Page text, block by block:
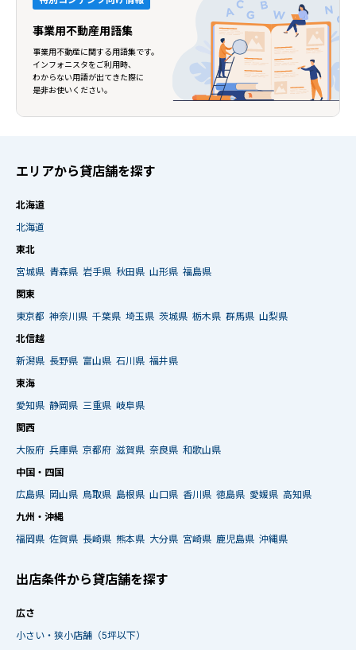
事業用不動産用語集
事業用不動産に関する用語集です。
インフォニスタをご利用時、
わからない用語が出てきた際に
是非お使いください。
エリアから貸店舗を探す
北海道
北海道
東北
宮城県 青森県 岩手県 秋田県 山形県 福島県
関東
東京都 神奈川県 千葉県 埼玉県 茨城県 栃木県 群馬県 山梨県
北信越
新潟県 長野県 富山県 石川県 福井県
東海
愛知県 静岡県 三重県 岐阜県
関西
大阪府 兵庫県 京都府 滋賀県 奈良県 和歌山県
中国・四国
広島県 岡山県 鳥取県 島根県 山口県 香川県 徳島県 愛媛県 高知県
九州・沖縄
福岡県 佐賀県 長崎県 熊本県 大分県 宮崎県 鹿児島県 沖縄県
出店条件から貸店舗を探す
広さ
小さい・狭小店舗（5坪以下）